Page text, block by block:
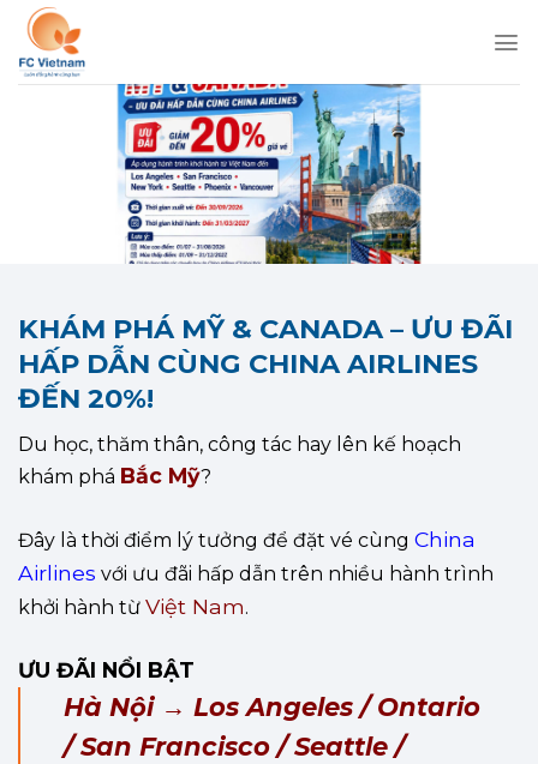
Chuyển
đến
nội
KHÁM PHÁ MỸ & CANADA – ƯU ĐÃI
HẤP DẪN CÙNG CHINA AIRLINES
ĐẾN 20%!
Du học, thăm thân, công tác hay lên kế hoạch
khám phá Bắc Mỹ?
Đây là thời điểm lý tưởng để đặt vé cùng China
Airlines với ưu đãi hấp dẫn trên nhiều hành trình
khởi hành từ Việt Nam.
ƯU ĐÃI NỔI BẬT
Hà Nội → Los Angeles / Ontario
/ San Francisco / Seattle /